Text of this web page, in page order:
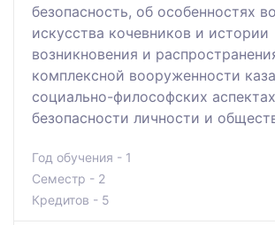
безопасность, об особенностях
искусства кочевников и истории
возникновения и
комплексной вооруженности
социально-философских
безопасности личности и
Год обучения - 1
Семестр - 2
Кредитов - 5